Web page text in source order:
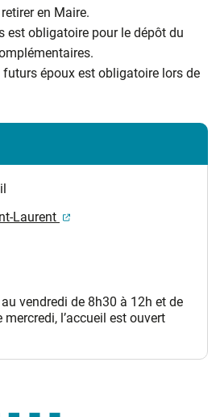
en Maire.
est obligatoire pour le dépôt du
futurs époux est obligatoire lors de
Laurent
(ouverture dans un
vendredi de 8h30 à 12h et de
mercredi, l’accueil est ouvert